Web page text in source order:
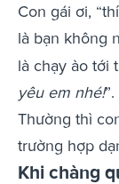
Con gái ơi,
là bạn không
là chạy ào tới
yêu em nhé!
Thường thì
trường hợp
Khi chàng